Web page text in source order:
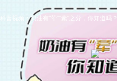
科普视频：奶油有“荤”“素”之分，你知道